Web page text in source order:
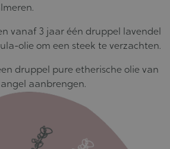
vanaf 3 jaar één druppel lavendel
olie om een steek te verzachten.
druppel pure etherische olie van
aanbrengen.